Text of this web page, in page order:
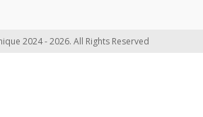
2024 - 2026. All Rights Reserved